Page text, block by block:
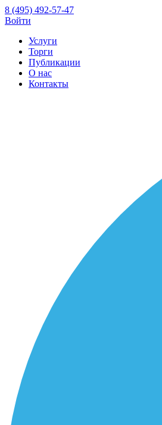
8 (495) 492-57-47
Войти
Услуги
Торги
Публикации
О нас
Контакты